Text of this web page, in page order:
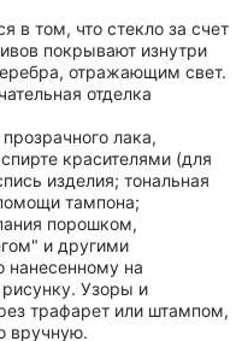
в том, что стекло за счет
покрывают изнутри
отражающим свет.
отделка
лака,
красителями (для
изделия; тональная
тампона;
порошком,
и другими
нанесенному на
Узоры и
трафарет или штампом,
вручную.